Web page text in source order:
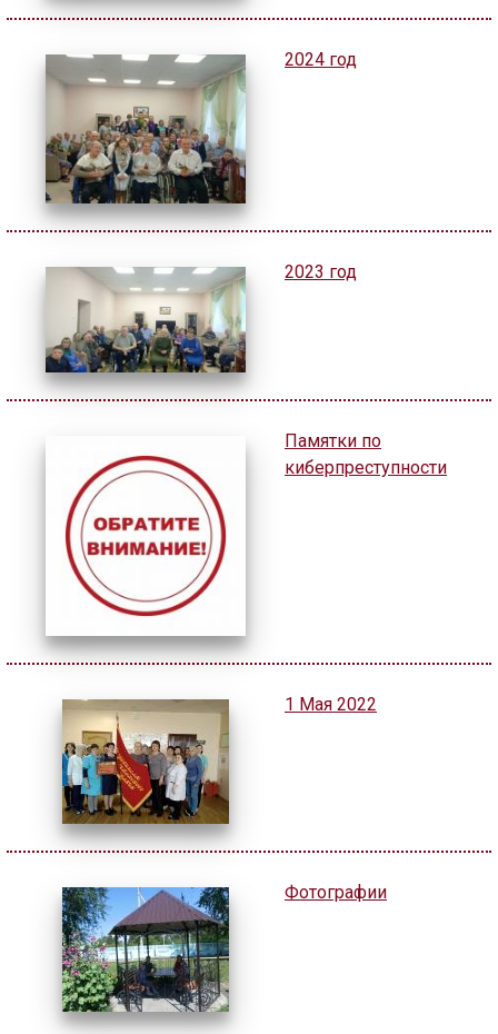
🔊 Включить озвучивание
Настройки по умолчанию
Настройки по умолчанию
2024 год
2023 год
Памятки по
киберпреступности
1 Мая 2022
Фотографии